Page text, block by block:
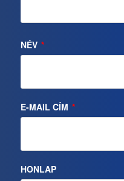
NÉV *
E-MAIL CÍM *
HONLAP